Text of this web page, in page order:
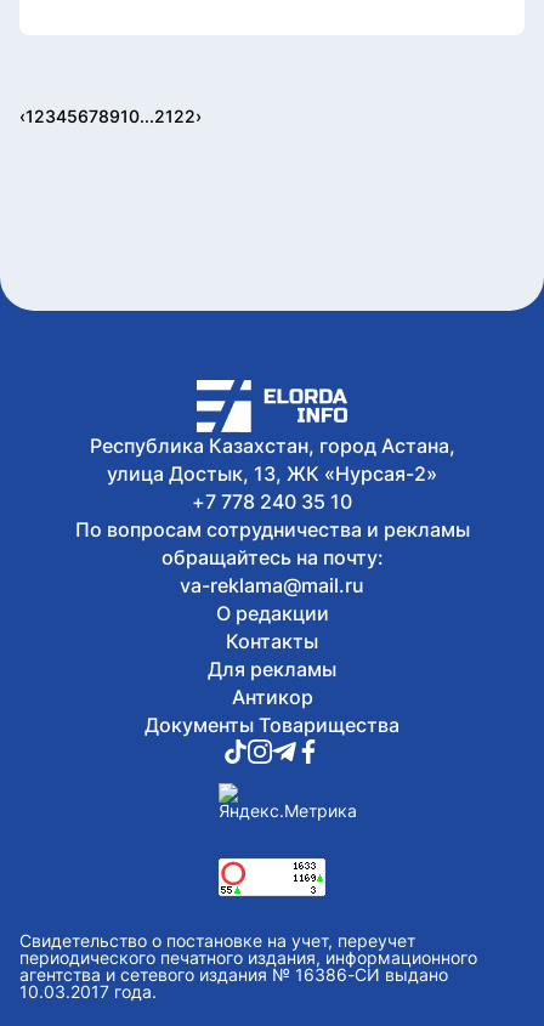
‹12345678910...2122›
Республика Казахстан, город Астана,
улица Достык, 13, ЖК «Нурсая-2»
+7 778 240 35 10
По вопросам сотрудничества и рекламы
обращайтесь на почту:
va-reklama@mail.ru
О редакции
Контакты
Для рекламы
Антикор
Документы Товарищества
Свидетельство о постановке на учет, переучет
периодического печатного издания, информационного
агентства и сетевого издания № 16386-СИ выдано
10.03.2017 года.